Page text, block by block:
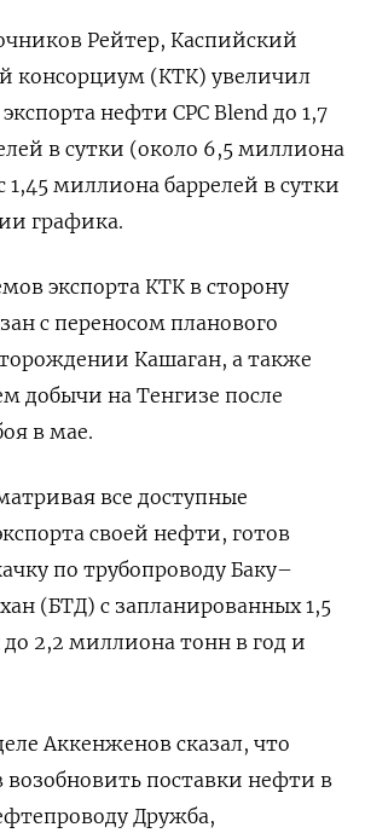
Рейтер, Каспийский
консорциум (КТК) увеличил
нефти CPC Blend до ​1,7
в сутки (около 6,5 миллиона
1,45 миллиона баррелей в сутки
графика.
экспорта КТК в сторону
с переносом планового
Кашаган, а также
добычи на Тенгизе после
в мае.
все доступные
своей нефти, готов
по трубопроводу Баку–
(БТД) с запланированных 1,5
2,2 миллиона тонн ⁠в год и
Аккенженов сказал, что
возобновить поставки нефти в
Дружба,